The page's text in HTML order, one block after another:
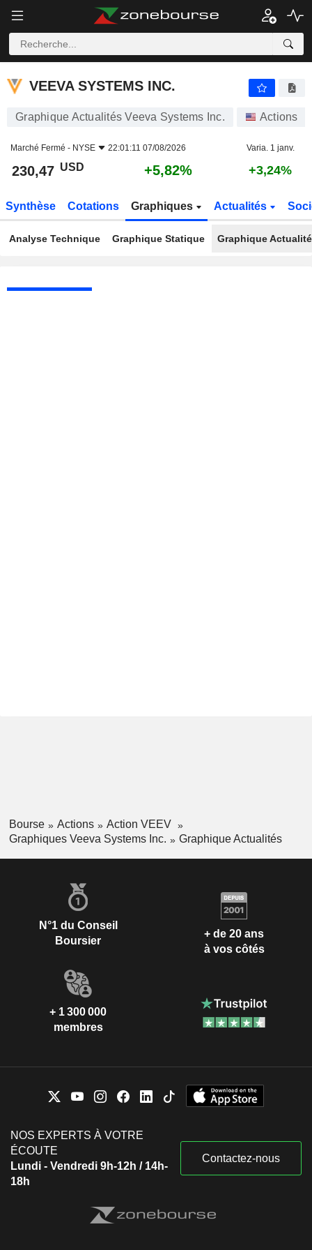
VEEVA SYSTEMS INC.
VEEVA SYSTEMS INC.
Graphique Actualités Veeva Systems Inc. Actions
Marché Fermé - NYSE 22:01:11 07/08/2026 Varia. 1 janv.
230,47 USD +5,82% +3,24%
Synthèse Cotations Graphiques Actualités
Analyse Technique Graphique Statique Graphique
Bourse Actions
Action VEEV
Graphiques Veeva Systems Inc.
Graphique Actualités
N°1 du Conseil
Boursier
+ de 20 ans
à vos côtés
+ 1 300 000
membres
NOS EXPERTS À VOTRE
ÉCOUTE
Lundi - Vendredi 9h-12h / 14h-
18h
Contactez-nous